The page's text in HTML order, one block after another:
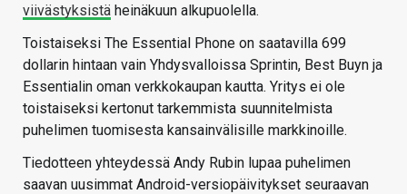
viivästyksistä heinäkuun alkupuolella.
Toistaiseksi The Essential Phone on saatavilla 699
dollarin hintaan vain Yhdysvalloissa Sprintin, Best Buyn ja
Essentialin oman verkkokaupan kautta. Yritys ei ole
toistaiseksi kertonut tarkemmista suunnitelmista
puhelimen tuomisesta kansainvälisille markkinoille.
Tiedotteen yhteydessä Andy Rubin lupaa puhelimen
saavan uusimmat Android-versiopäivitykset seuraavan